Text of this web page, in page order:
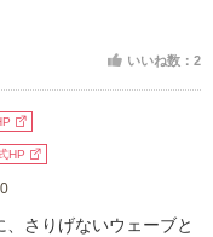
いいね数：2
HP
さりげないウェーブと